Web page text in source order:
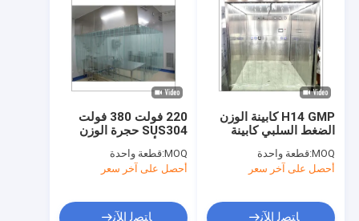
220 فولت 380 فولت
SUS304 حجرة الوزن
المحمولة المدمجة
للصيدلة
MOQ: قطعة واحدة
أحصل على آخر سعر
ﺎﺘﺼﻟ ﺍﻶﻧ
H14 GMP كابينة الوزن
الضغط السلبي كابينة
MOQ: قطعة واحدة
أحصل على آخر سعر
ﺎﺘﺼﻟ ﺍﻶﻧ